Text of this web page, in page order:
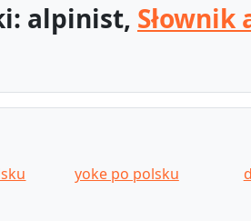
alpinist, Słownik
yoke po polsku